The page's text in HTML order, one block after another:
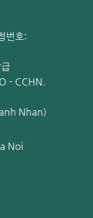
신의 종류입니다.
식이 다르기 때문
연령대나 신체 조
일수록 가격이 높
나19 백신이라도
나 모더나
도의 기술력이 필
높을 수 있습니
번호:
- CCHN.
Nhan)
Noi